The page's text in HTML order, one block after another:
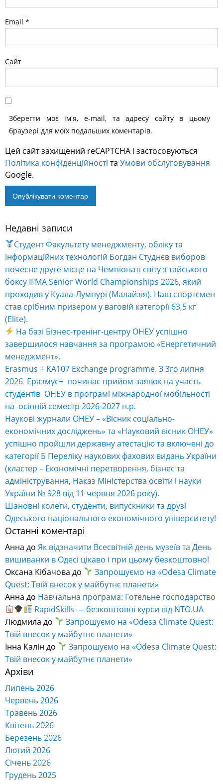
Email *
Сайт
Зберегти моє ім'я, e-mail, та адресу сайту в цьому
браузері для моїх подальших коментарів.
Цей сайт захищений reCAPTCHA і застосовуються
Політика конфіденційності та Умови обслуговування
Google.
Alternative:
Недавні записи
Студент Факультету менеджменту, обліку та
інформаційних технологій Богдан Студнєв виборов
почесне друге місце на Чемпіонаті світу з тайського
боксу IFMA Senior World Championships 2026, який
проходив у Куала-Лумпурі (Малайзія). Наш спортсмен
став срібним призером у ваговій категорії 63,5 кг
(Elite).
На базі Бізнес-тренінг-центру ОНЕУ успішно
завершилося навчання за програмою «Енергетичний
менеджмент».
Erasmus + KA107 Exchange programme. З 3го липня
2026 Еразмус+ починає прийом заявок на участь
студентів ОНЕУ в програмі міжнародної мобільності
на осінній семестр 2026-2027 н.р.
Наукові журнали ОНЕУ – «Вісник соціально-
економічних досліджень» та «Науковий вісник ОНЕУ»
успішно пройшли державну атестацію та включені до
категорії Б Переліку наукових фахових видань України
(кластер – Економічні перетворення, бізнес та
адміністрування, Наказ Міністерства освіти і науки
України № 928 від 11 червня 2026 року).
Шановні колеги, студенти, випускники та друзі
Одеського національного економічного університету!
Останні коментарі
Анна до Як відзначити Всесвітній день музеїв та День
вишиванки в Одесі цікаво і при цьому безкоштовно!
Оксана Кібачова до
Запрошуємо на «Odesa Climate
Quest: Твій внесок у майбутнє планети»
Анна до Навчальна програма: Готельне господарство
RapidSkills — безкоштовні курси від NTO.UA
Людмила до
Запрошуємо на «Odesa Climate Quest:
Твій внесок у майбутнє планети»
Інна Калін до
Запрошуємо на «Odesa Climate Quest:
Твій внесок у майбутнє планети»
Архіви
Липень 2026
Червень 2026
Травень 2026
Квітень 2026
Березень 2026
Лютий 2026
Січень 2026
Грудень 2025